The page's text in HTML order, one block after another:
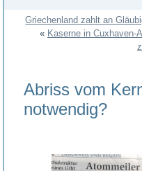
Griechenland zahlt an
« Kaserne in Cuxhaven-
Abriss vom
notwendig?